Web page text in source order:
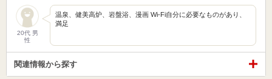
20代 男
性
温泉、健美高炉、岩盤浴、漫画 Wi-Fi自分に必要なものがあり、
満足
関連情報から探す